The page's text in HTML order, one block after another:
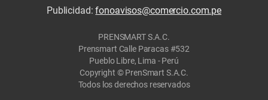
Publicidad:fonoavisos@comercio.com.pe
PRENSMART S.A.C.
Prensmart Calle Paracas #532
Pueblo Libre, Lima - Perú
Copyright © PrenSmart S.A.C.
Todos los derechos reservados